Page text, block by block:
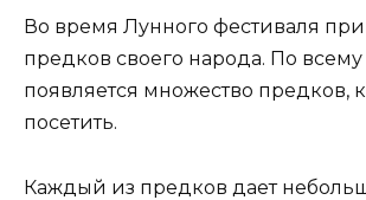
Во время Лунного фестиваля
предков своего народа. По всему
появляется множество предков,
посетить.
Каждый из предков дает